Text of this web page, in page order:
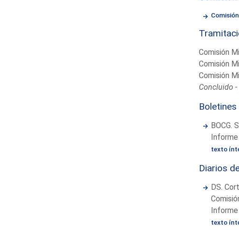
Comisión
Comisión
Comisión
Concluido
Boletines
BOCG.
Informe
texto
Diarios
DS.
Informe
texto